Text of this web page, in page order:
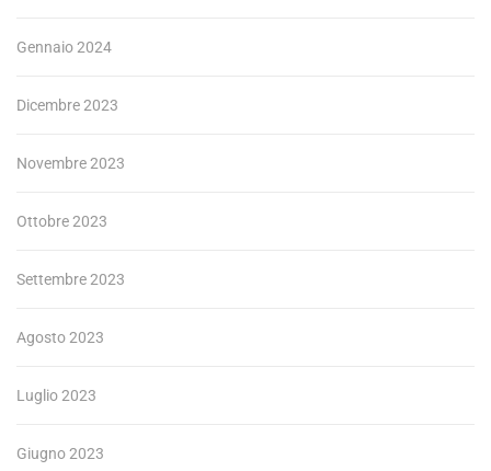
Gennaio 2024
Dicembre 2023
Novembre 2023
Ottobre 2023
Settembre 2023
Agosto 2023
Luglio 2023
Giugno 2023